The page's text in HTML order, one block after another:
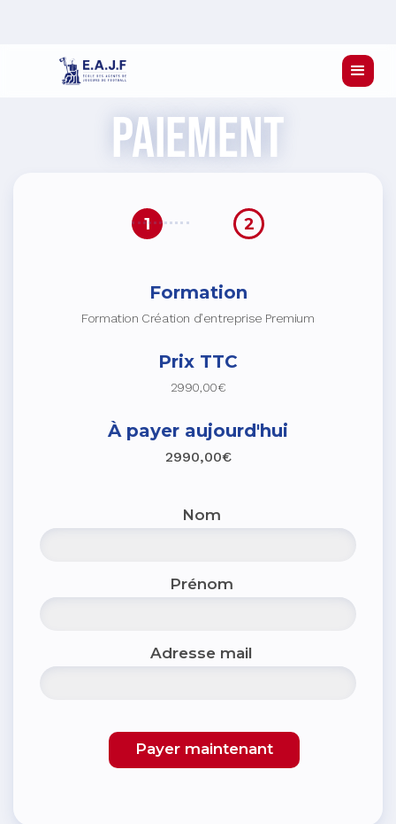
paiement
1 2
Formation
Formation Création d’entreprise Premium
Prix TTC
2990,00€
À payer aujourd'hui
2990,00€
Nom
Prénom
Adresse mail
Payer maintenant